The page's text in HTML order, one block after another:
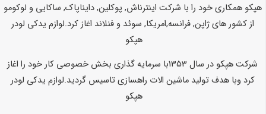
هپکو همکاری خود را با شرکت اینترناش, پوکلین, دایناپاک, ساکایی و لوکومو
از کشور های ژاپن, فرانسه,امریکا, سوئد و فنلاند اغاز کرد.لوازم یدکی لودر
هپکو
شرکت هپکو در سال 1353با سرمایه گذاری بخش خصوصی کار خود را اغاز
کرد وبا هدف تولید ماشین الات راهسازی تاسیس گردید.لوازم یدکی لودر
هپکو